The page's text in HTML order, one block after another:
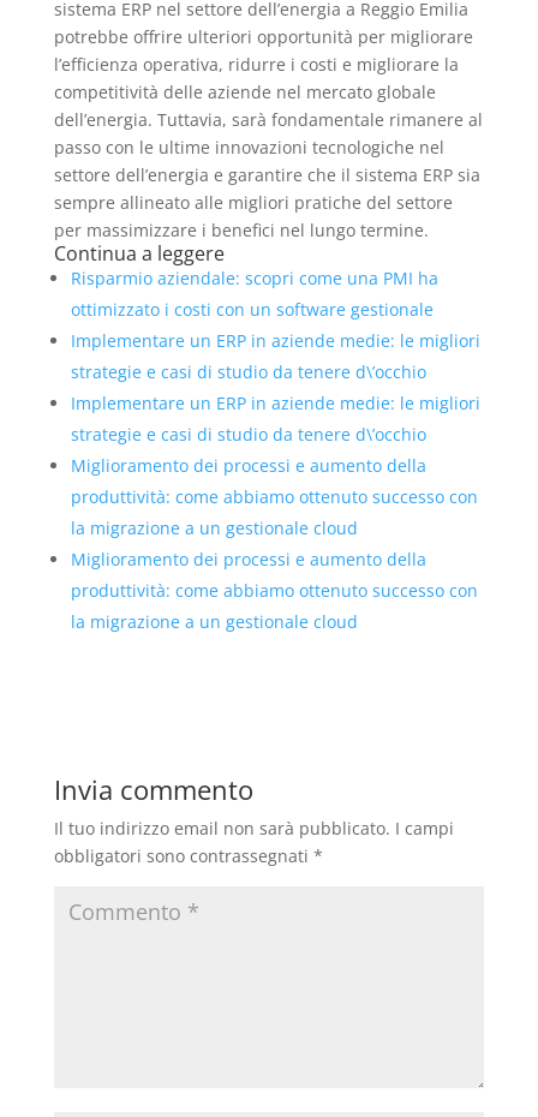
sistema ERP nel settore dell’energia a Reggio Emilia
potrebbe offrire ulteriori opportunità per migliorare
l’efficienza operativa, ridurre i costi e migliorare la
competitività delle aziende nel mercato globale
dell’energia. Tuttavia, sarà fondamentale rimanere al
passo con le ultime innovazioni tecnologiche nel
settore dell’energia e garantire che il sistema ERP sia
sempre allineato alle migliori pratiche del settore
per massimizzare i benefici nel lungo termine.
Continua a leggere
Risparmio aziendale: scopri come una PMI ha
ottimizzato i costi con un software gestionale
Implementare un ERP in aziende medie: le migliori
strategie e casi di studio da tenere d\’occhio
Implementare un ERP in aziende medie: le migliori
strategie e casi di studio da tenere d\’occhio
Miglioramento dei processi e aumento della
produttività: come abbiamo ottenuto successo con
la migrazione a un gestionale cloud
Miglioramento dei processi e aumento della
produttività: come abbiamo ottenuto successo con
la migrazione a un gestionale cloud
Invia commento
Il tuo indirizzo email non sarà pubblicato. I campi
obbligatori sono contrassegnati *